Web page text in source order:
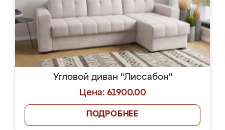
Угловой диван "Лиссабон"
Цена: 61900.00
ПОДРОБНЕЕ